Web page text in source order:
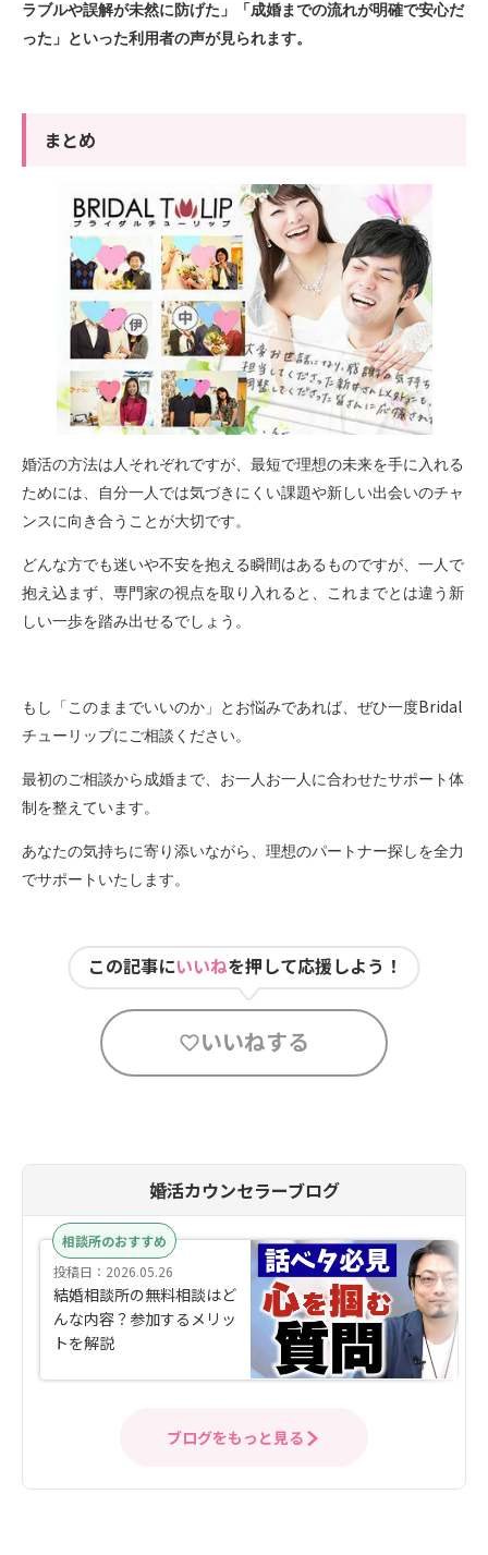
ラブルや誤解が未然に防げた」「成婚までの流れが明確で安心だ
った」といった利用者の声が見られます。
まとめ
婚活の方法は人それぞれですが、最短で理想の未来を手に入れる
ためには、自分一人では気づきにくい課題や新しい出会いのチャ
ンスに向き合うことが大切です。
どんな方でも迷いや不安を抱える瞬間はあるものですが、一人で
抱え込まず、専門家の視点を取り入れると、これまでとは違う新
しい一歩を踏み出せるでしょう。
もし「このままでいいのか」とお悩みであれば、ぜひ一度Bridal
チューリップにご相談ください。
最初のご相談から成婚まで、お一人お一人に合わせたサポート体
制を整えています。
あなたの気持ちに寄り添いながら、理想のパートナー探しを全力
でサポートいたします。
この記事にいいねを押して応援しよう！
いいねする
婚活カウンセラーブログ
相談所のおすすめ
投稿日：2026.05.26
結婚相談所の無料相談はど
んな内容？参加するメリッ
トを解説
ブログをもっと見る